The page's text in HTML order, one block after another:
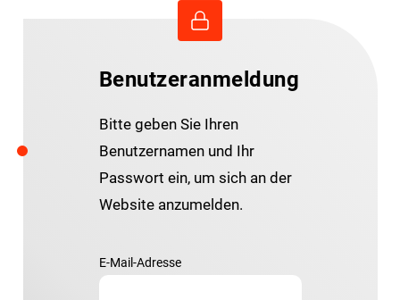
Benutzeranmeldung
Bitte geben Sie Ihren
Benutzernamen und Ihr
Passwort ein, um sich an der
Website anzumelden.
E-Mail-Adresse